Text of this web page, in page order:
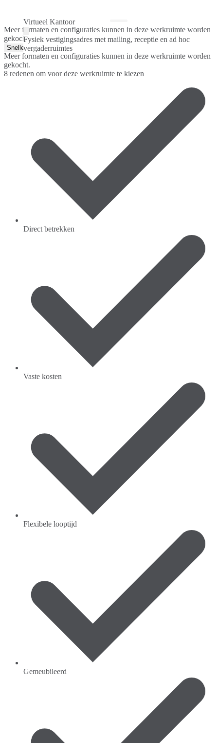
Virtueel Kantoor
Fysiek vestigingsadres met mailing, receptie en ad hoc
vergaderruimtes
Meer formaten en configuraties kunnen in deze werkruimte worden
gekocht.
Snelle offerte
Meer formaten en configuraties kunnen in deze werkruimte worden
gekocht.
8 redenen om voor deze werkruimte te kiezen
Direct betrekken
Vaste kosten
Flexibele looptijd
Gemeubileerd